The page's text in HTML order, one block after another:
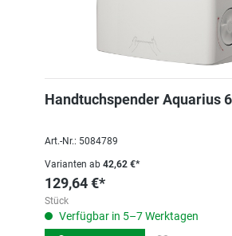
Handtuchspender Aquarius
Art.-Nr.: 5084789
Varianten ab 42,62 €*
129,64 €*
Stück
Verfügbar in 5–7 Werktagen